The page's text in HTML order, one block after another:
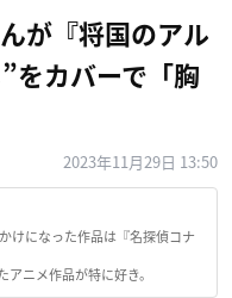
が『将国のアル
をカバーで「胸
2023年11月29日 13:50
けになった作品は『名探偵コナ
ニメ作品が特に好き。